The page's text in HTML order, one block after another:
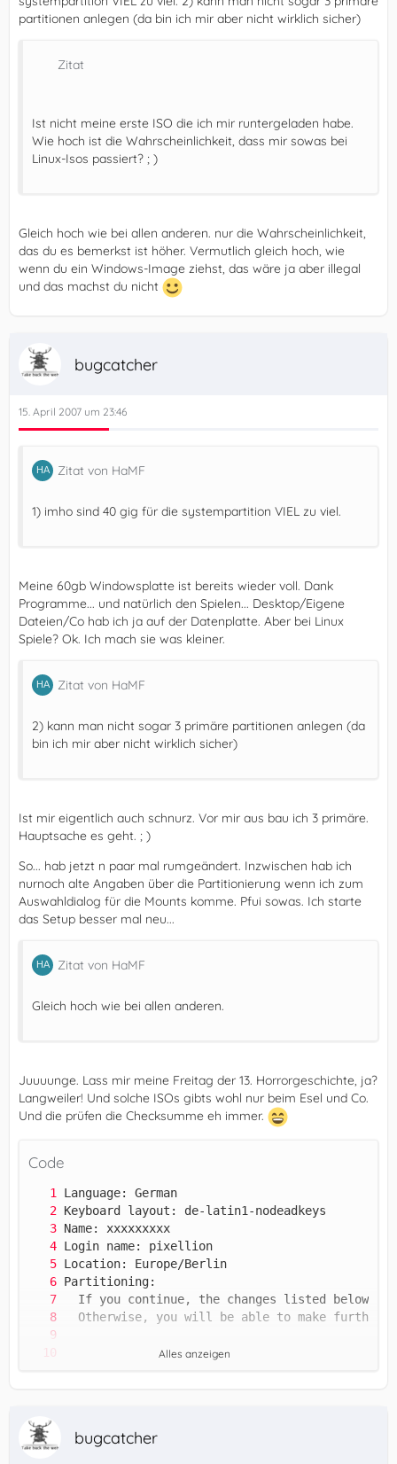
partitionen anlegen (da bin ich mir aber nicht wirklich sicher)
Zitat
Ist nicht meine erste ISO die ich mir runtergeladen habe.
Wie hoch ist die Wahrscheinlichkeit, dass mir sowas bei
Linux-Isos passiert? ; )
Gleich hoch wie bei allen anderen. nur die Wahrscheinlichkeit,
das du es bemerkst ist höher. Vermutlich gleich hoch, wie
wenn du ein Windows-Image ziehst, das wäre ja aber illegal
und das machst du nicht
bugcatcher
15. April 2007 um 23:46
Zitat von HaMF
1) imho sind 40 gig für die systempartition VIEL zu viel.
Meine 60gb Windowsplatte ist bereits wieder voll. Dank
Programme... und natürlich den Spielen... Desktop/Eigene
Dateien/Co hab ich ja auf der Datenplatte. Aber bei Linux
Spiele? Ok. Ich mach sie was kleiner.
Zitat von HaMF
2) kann man nicht sogar 3 primäre partitionen anlegen (da
bin ich mir aber nicht wirklich sicher)
Ist mir eigentlich auch schnurz. Vor mir aus bau ich 3 primäre.
Hauptsache es geht. ; )
So... hab jetzt n paar mal rumgeändert. Inzwischen hab ich
nurnoch alte Angaben über die Partitionierung wenn ich zum
Auswahldialog für die Mounts komme. Pfui sowas. Ich starte
das Setup besser mal neu...
Zitat von HaMF
Gleich hoch wie bei allen anderen.
Juuuunge. Lass mir meine Freitag der 13. Horrorgeschichte, ja?
Langweiler! Und solche ISOs gibts wohl nur beim Esel und Co.
Und die prüfen die Checksumme eh immer.
Code
Alles anzeigen
bugcatcher